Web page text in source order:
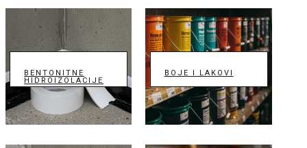
BENTONITNE
HIDROIZOLACIJE
BOJE I LAKOVI